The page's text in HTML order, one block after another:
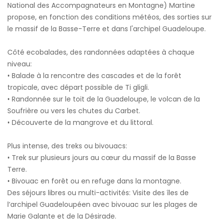
National des Accompagnateurs en Montagne) Martine
propose, en fonction des conditions météos, des sorties sur
le massif de la Basse-Terre et dans l'archipel Guadeloupe.
Côté ecobalades, des randonnées adaptées à chaque
niveau:
• Balade à la rencontre des cascades et de la forêt
tropicale, avec départ possible de Ti gligli.
• Randonnée sur le toit de la Guadeloupe, le volcan de la
Soufrière ou vers les chutes du Carbet.
• Découverte de la mangrove et du littoral.
Plus intense, des treks ou bivouacs:
• Trek sur plusieurs jours au cœur du massif de la Basse
Terre.
• Bivouac en forêt ou en refuge dans la montagne.
Des séjours libres ou multi-activités: Visite des îles de
l’archipel Guadeloupéen avec bivouac sur les plages de
Marie Galante et de la Désirade.